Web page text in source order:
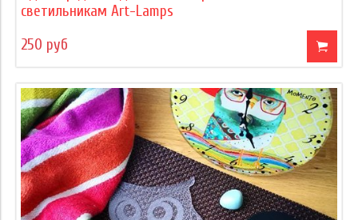
светильникам Art-Lamps
250 руб